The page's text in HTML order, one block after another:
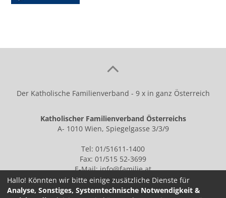
Der Katholische Familienverband - 9 x in ganz Österreich
Katholischer Familienverband Österreichs
A- 1010 Wien, Spiegelgasse 3/3/9
Tel: 01/51611-1400
Fax: 01/515 52-3699
E-Mail:info@familie.at
Hallo! Könnten wir bitte einige zusätzliche Dienste für
Analyse, Sonstiges, Systemtechnische Notwendigkeit &